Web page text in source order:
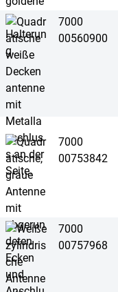
7000
00560900
7000
00753842
7000
00757968